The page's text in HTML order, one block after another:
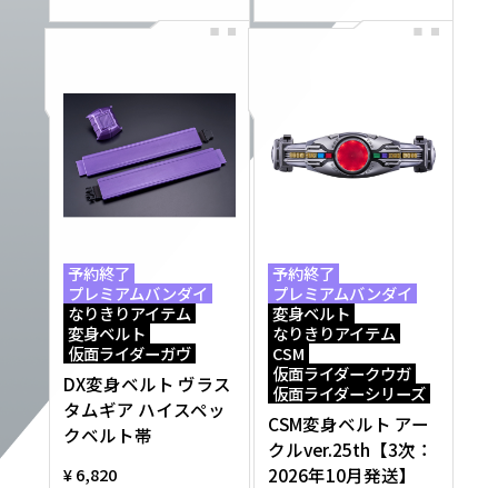
予約終了
プレミアムバンダイ
なりきりアイテム
変身ベルト
仮面ライダーガヴ
DX変身ベルト ヴラス
タムギア ハイスペッ
クベルト帯
¥ 6,820
予約終了
プレミアムバンダイ
変身ベルト
なりきりアイテム
CSM
仮面ライダークウガ
仮面ライダーシリーズ
CSM変身ベルト アー
クルver.25th【3次：
2026年10月発送】